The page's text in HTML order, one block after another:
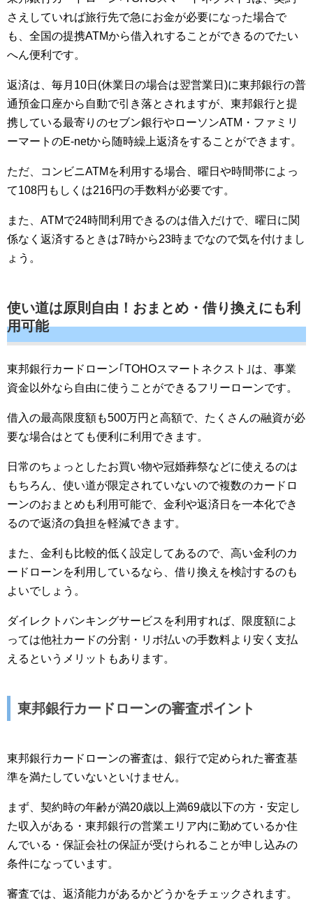
さえしていれば旅行先で急にお金が必要になった場合で
も、全国の提携ATMから借入れすることができるのでたい
へん便利です。
返済は、毎月10日(休業日の場合は翌営業日)に東邦銀行の普
通預金口座から自動で引き落とされますが、東邦銀行と提
携している最寄りのセブン銀行やローソンATM・ファミリ
ーマートのE-netから随時繰上返済をすることができます。
ただ、コンビニATMを利用する場合、曜日や時間帯によっ
て108円もしくは216円の手数料が必要です。
また、ATMで24時間利用できるのは借入だけで、曜日に関
係なく返済するときは7時から23時までなので気を付けまし
ょう。
使い道は原則自由！おまとめ・借り換えにも利
用可能
東邦銀行カードローン｢TOHOスマートネクスト｣は、事業
資金以外なら自由に使うことができるフリーローンです。
借入の最高限度額も500万円と高額で、たくさんの融資が必
要な場合はとても便利に利用できます。
日常のちょっとしたお買い物や冠婚葬祭などに使えるのは
もちろん、使い道が限定されていないので複数のカードロ
ーンのおまとめも利用可能で、金利や返済日を一本化でき
るので返済の負担を軽減できます。
また、金利も比較的低く設定してあるので、高い金利のカ
ードローンを利用しているなら、借り換えを検討するのも
よいでしょう。
ダイレクトバンキングサービスを利用すれば、限度額によ
っては他社カードの分割・リボ払いの手数料より安く支払
えるというメリットもあります。
東邦銀行カードローンの審査ポイント
東邦銀行カードローンの審査は、銀行で定められた審査基
準を満たしていないといけません。
まず、契約時の年齢が満20歳以上満69歳以下の方・安定し
た収入がある・東邦銀行の営業エリア内に勤めているか住
んでいる・保証会社の保証が受けられることが申し込みの
条件になっています。
審査では、返済能力があるかどうかをチェックされます。